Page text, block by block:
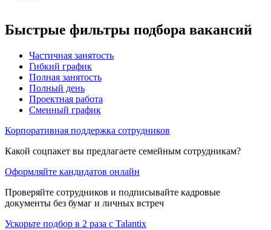
Быстрые фильтры подбора вакансий
Частичная занятость
Гибкий график
Полная занятость
Полный день
Проектная работа
Сменный график
Корпоративная поддержка сотрудников
Какой соцпакет вы предлагаете семейным сотрудникам?
Оформляйте кандидатов онлайн
Проверяйте сотрудников и подписывайте кадровые
документы без бумаг и личных встреч
Ускорьте подбор в 2 раза с Talantix